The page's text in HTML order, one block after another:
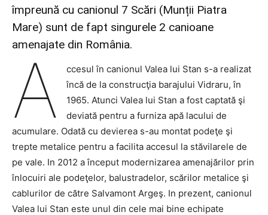
împreună cu canionul 7 Scări (Munții Piatra
Mare) sunt de fapt singurele 2 canioane
amenajate din România.
A
ccesul în canionul Valea lui Stan s-a realizat
încă de la construcţia barajului Vidraru, în
1965. Atunci Valea lui Stan a fost captată şi
deviată pentru a furniza apă lacului de
acumulare. Odată cu devierea s-au montat podeţe şi
trepte metalice pentru a facilita accesul la stăvilarele de
pe vale. In 2012 a început modernizarea amenajărilor prin
înlocuiri ale podeţelor, balustradelor, scărilor metalice şi
cablurilor de către Salvamont Argeş. In prezent, canionul
Valea lui Stan este unul din cele mai bine echipate